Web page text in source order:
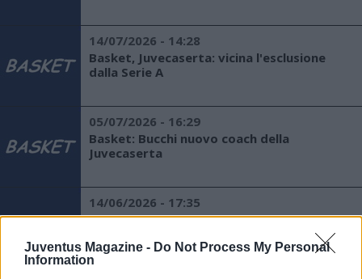
Juventus Magazine - Do Not Process My Personal
Information
14/07/2026 - 14:28
Basket, Juvecaserta: vicina l'esclusione
dalla Serie A
05/07/2026 - 16:29
Basket: Bucchi nuovo coach della
Juvecaserta
14/06/2026 - 17:35
Basket: giorni decisivi per la Juvecaserta